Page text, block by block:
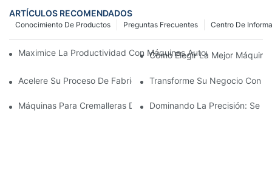
ARTÍCULOS RECOMENDADOS
Centro De
Preguntas Frecuentes
Conocimiento De Productos
Maximice La Productividad Con Máquinas Automáticas Para
Cómo Elegir La Mejor
Acelere Su Proceso De Fabricación De Cremalleras Con
Transforme Su Negocio Con
Máquinas Para Cremalleras De Plástico: Una Guía Completa
Dominando La Precisión: Se